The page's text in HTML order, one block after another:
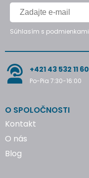
Súhlasím s podmienkami
+421 43 532 11 60
Po-Pia 7:30-16:00
O SPOLOČNOSTI
Kontakt
O nás
Blog